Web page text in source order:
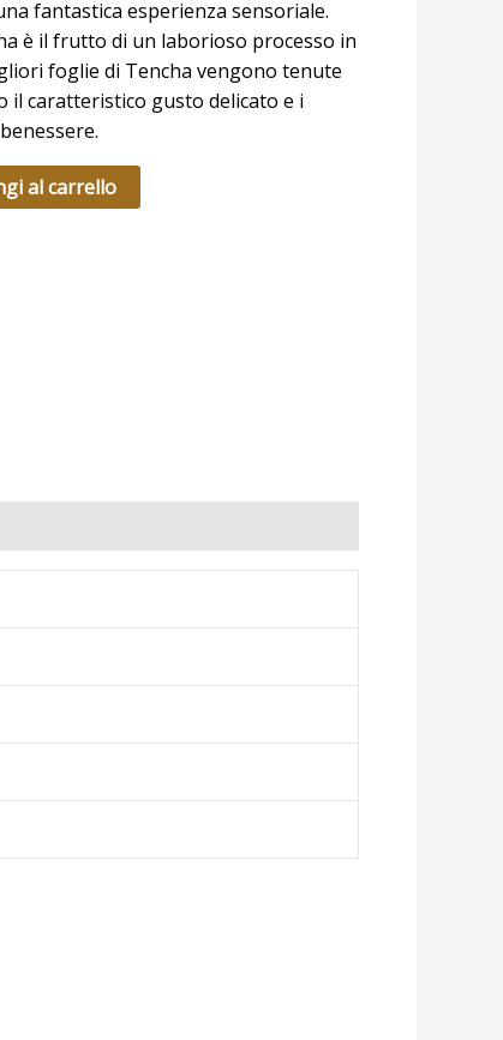
fantastica esperienza sensoriale.
è il frutto di un laborioso processo in
foglie di Tencha vengono tenute
il caratteristico gusto delicato e i
al carrello